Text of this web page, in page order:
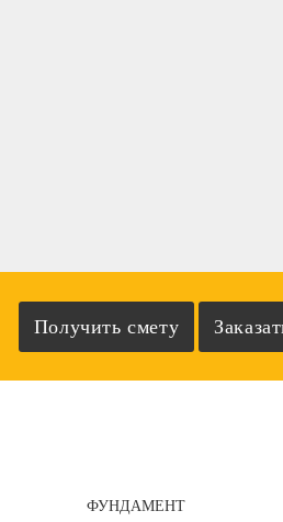
ФУНДАМЕНТ